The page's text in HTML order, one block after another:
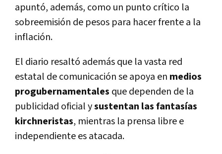
apuntó, además, como un punto crítico la
sobreemisión de pesos para hacer frente a la
inflación.
El diario resaltó además que la vasta red
estatal de comunicación se apoya en medios
progubernamentales que dependen de la
publicidad oficial ysustentan las fantasías
kirchneristas, mientras la prensa libre e
independiente es atacada.